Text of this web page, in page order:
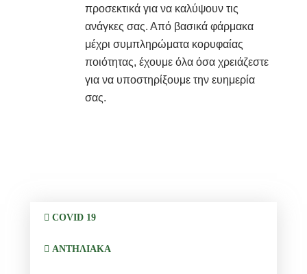
προσεκτικά για να καλύψουν τις
ανάγκες σας. Από βασικά φάρμακα
μέχρι συμπληρώματα κορυφαίας
ποιότητας, έχουμε όλα όσα χρειάζεστε
για να υποστηρίξουμε την ευημερία
σας.
COVID 19
ΑΝΤΗΛΙΑΚΑ